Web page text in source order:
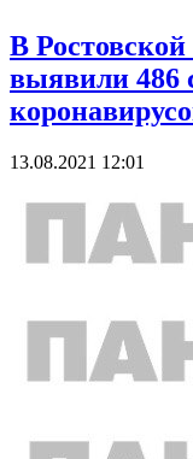
В Ростовской
выявили 486
13.08.2021 12:01